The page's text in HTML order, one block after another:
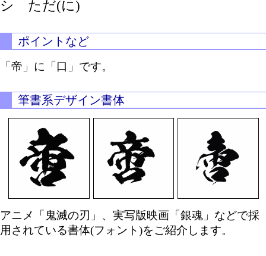
シ ただ(に)
ポイントなど
「帝」に「口」です。
筆書系デザイン書体
アニメ「鬼滅の刃」、実写版映画「銀魂」などで採
用されている書体(フォント)をご紹介します。